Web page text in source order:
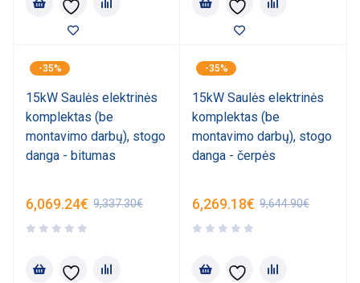
-35%
15kW Saulės elektrinės
komplektas (be
montavimo darbų), stogo
danga - bitumas
9,337.30€
6,069.24€
-35%
15kW Saulės elektrinės
komplektas (be
montavimo darbų), stogo
danga - čerpės
9,644.90€
6,269.18€